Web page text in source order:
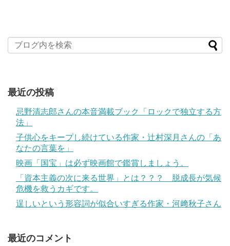
最近の投稿
忌野清志郎さんの本音満載ブック「ロックで独立する方
法」
子供心をキープし続けている作家・辻村深月さんの「あ
なたの言葉を」
映画「国宝」は必ず映画館で鑑賞しましょう。
「資本主義の次に来る世界」とは？？？ 脱成長が気候
危機を救うカギです。
逞しいという形容詞が似合いすぎる作家・河﨑秋子さん
最近のコメント